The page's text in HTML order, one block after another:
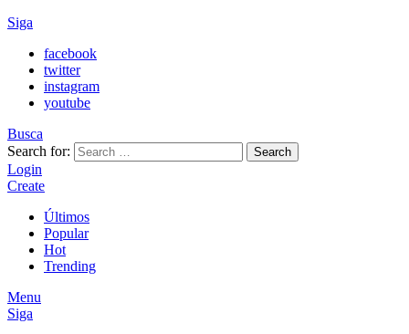
Siga
facebook
twitter
instagram
youtube
Busca
Search for:
Search
Login
Create
Últimos
Popular
Hot
Trending
Menu
Siga